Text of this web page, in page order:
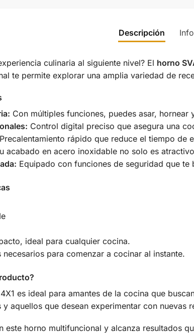
Descripción
culinaria al siguiente nivel? El horno
te permite explorar una amplia variedad de
Con múltiples funciones, puedes asar,
Control digital preciso que asegura una
Precalentamiento rápido que reduce el tiempo de
acabado en acero inoxidable no solo es
Equipado con funciones de seguridad que
ideal para cualquier cocina.
necesarios para comenzar a cocinar al instante.
es ideal para amantes de la cocina que
aquellos que desean experimentar con nuevas
este horno multifuncional y alcanza resultados